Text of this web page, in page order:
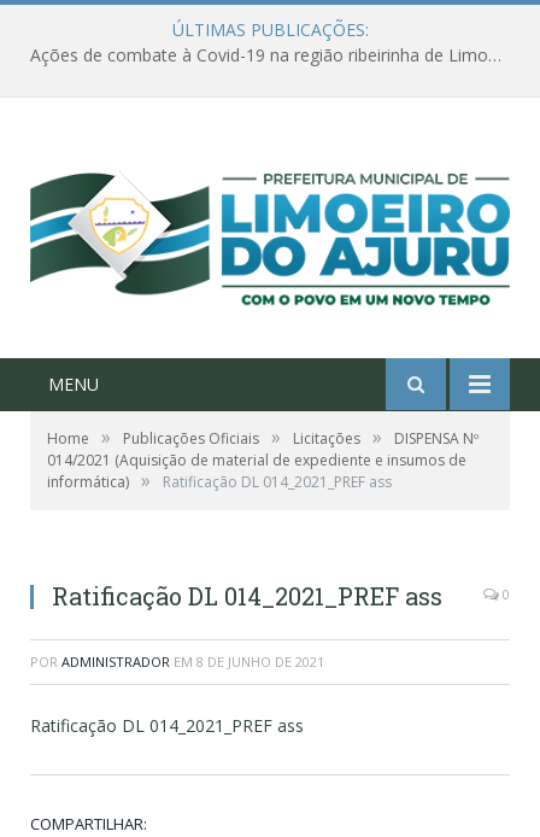
ÚLTIMAS PUBLICAÇÕES:
Ações de combate à Covid-19 na região ribeirinha de Limoeiro do Ajuru continuam
MENU
Home » Publicações Oficiais » Licitações »
DISPENSA Nº
014/2021 (Aquisição de material de expediente e insumos de
informática) » Ratificação DL 014_2021_PREF ass
Ratificação DL 014_2021_PREF ass 0
POR ADMINISTRADOR EM 8 DE JUNHO DE 2021
Ratificação DL 014_2021_PREF ass
COMPARTILHAR: